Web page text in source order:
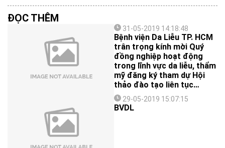
ĐỌC THÊM
31-05-2019 14:18:48
Bệnh viện Da Liễu TP. HCM
trân trọng kính mời Quý
đồng nghiệp hoạt động
trong lĩnh vực da liễu, thẩm
mỹ đăng ký tham dự Hội
thảo đào tạo liên tục
“Mesotherapy và các kỹ
thuật tiêm vi điểm” diễn ra
vào thứ ba, ngày
29-05-2019 15:07:15
BVDL